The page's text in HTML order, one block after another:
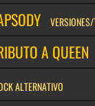
A QUEEN
ALTERNATIVO